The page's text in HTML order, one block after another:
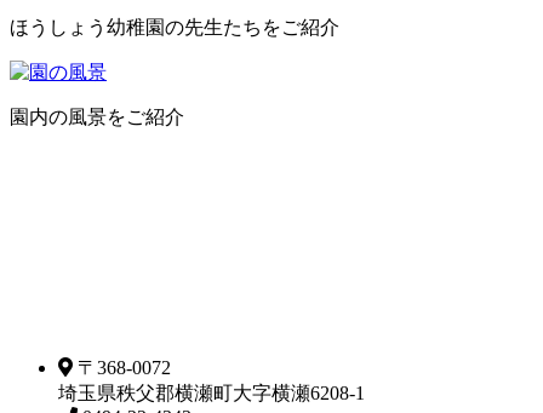
ほうしょう幼稚園の先生たちをご紹介
園内の風景をご紹介
〒368-0072
埼玉県秩父郡横瀬町大字横瀬6208-1